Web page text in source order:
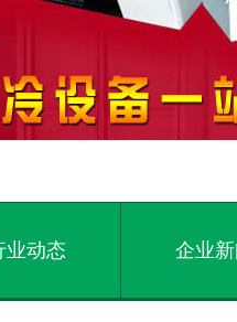
业动态 企业